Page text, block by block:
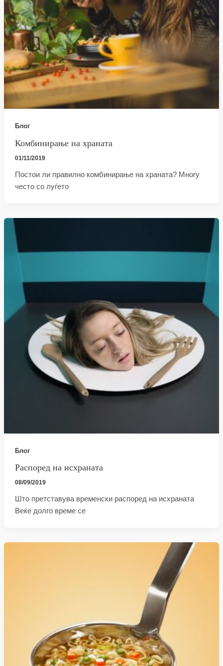
Блог
Комбинирање на храната
01/11/2019
Постои ли правилно комбинирање на храната? Многу
често со луѓето
Блог
Распоред на исхраната
08/09/2019
Што претставува временски распоред на исхраната
Веќе долго време се